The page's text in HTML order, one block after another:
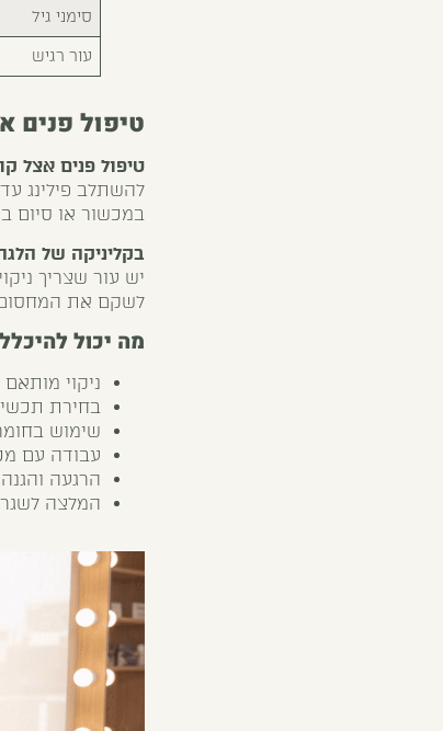
סימני גיל
עור רגיש
טיפול פנים
טיפול פנים אצל
להשתלב פילינג
במכשור או סיום
בקליניקה של
יש עור שצריך
לשקם את
מה יכול
ניקוי מותאם
בחירת
שימוש
עבודה עם
הרגעה
המלצה